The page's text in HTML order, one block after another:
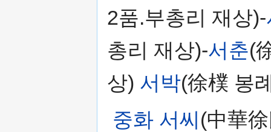
2품.부총리 재상)-
총리 재상)-서춘(
상) 서박(徐樸 봉
중화 서씨 (中華